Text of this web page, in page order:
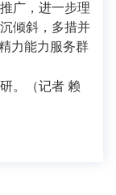
广，进一步理
倾斜，多措并
力能力服务群
。（记者 赖